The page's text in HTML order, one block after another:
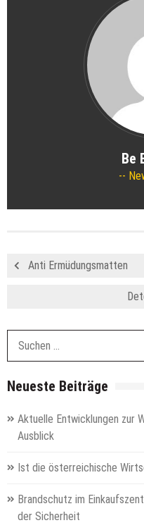
Be
Anti Ermüdungsmatten
Neueste Beiträge
Aktuelle Entwicklungen zur
Ausblick
Ist die österreichische
Brandschutz im
der Sicherheit